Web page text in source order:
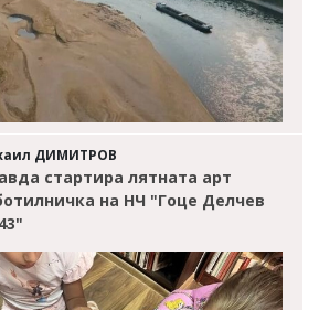
ДИМИТРОВ
стартира лятната арт
на НЧ "Гоце Делчев